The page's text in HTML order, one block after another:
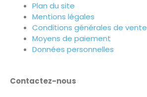
Plan du site
Mentions légales
Conditions générales de vente
Moyens de paiement
Données personnelles
Contactez-nous